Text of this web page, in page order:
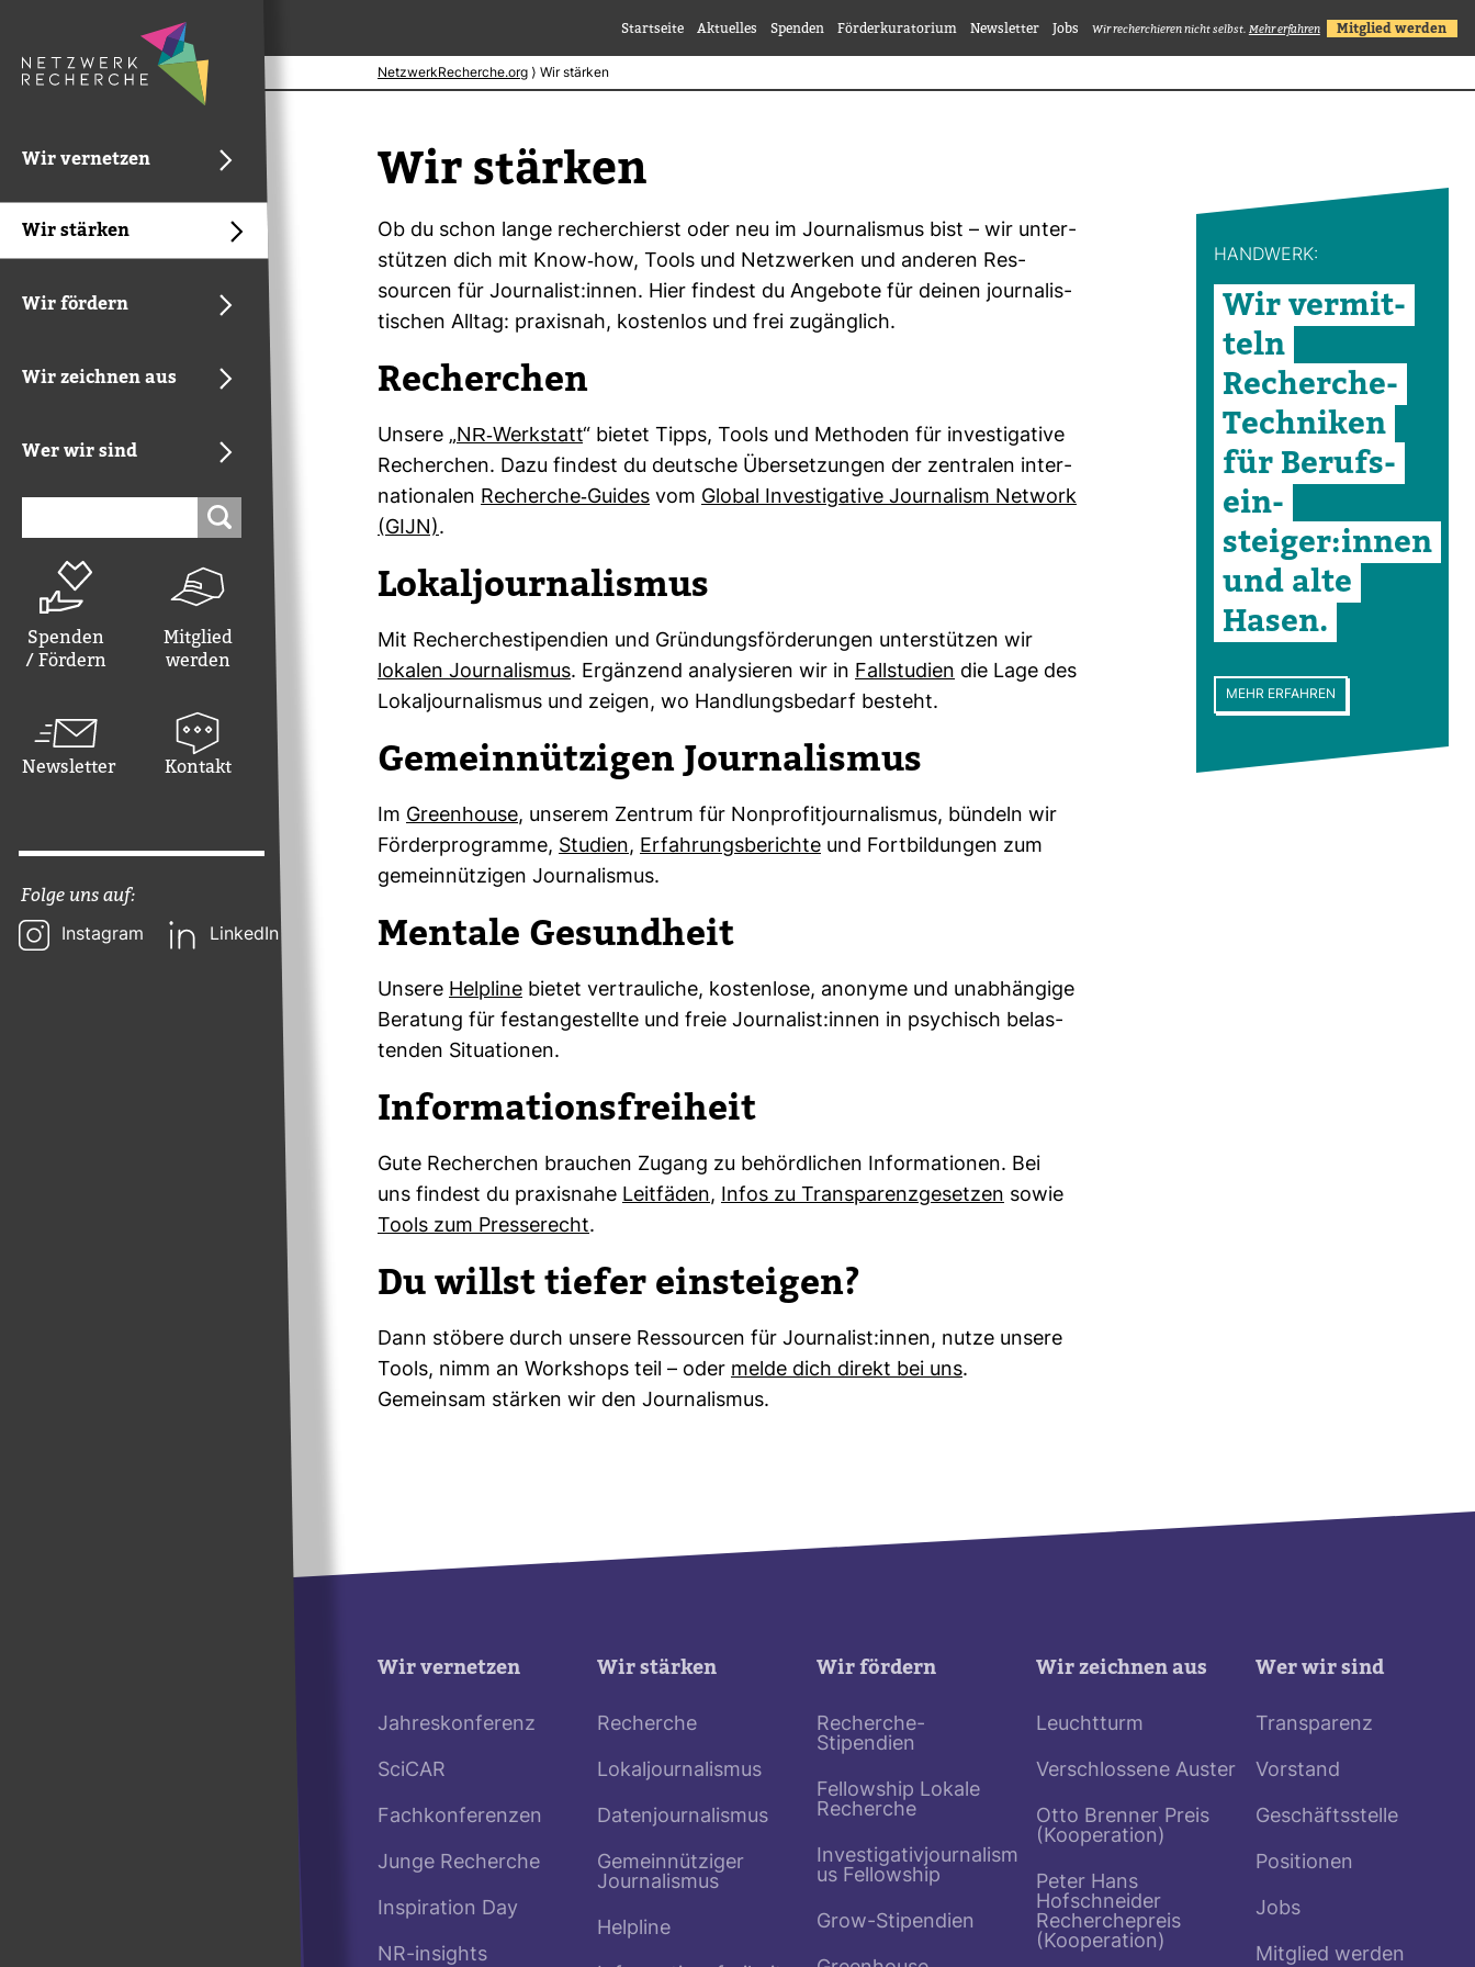
Wir vernetzen
Wir stärken
Wir fördern
Wir zeichnen aus
Wer wir sind
Spenden
/ Fördern
Mitglied
werden
Newsletter Kontakt
Folge uns auf:
Instagram LinkedIn
Startseite Aktuelles Spenden Förderkuratorium Newsletter Jobs Wir recherchieren nicht selbst. Mehr erfahren Mitglied werden
NetzwerkRecherche.org ⟩ Wir stärken
Wir stärken
Ob du schon lange recher­chierst oder neu im Jour­na­lismus bist – wir unter­
stützen dich mit Know-​how, Tools und Netz­werken und anderen Res­
sourcen für Jour­na­list:innen. Hier fin­dest du Ange­bote für deinen jour­na­lis­
ti­schen Alltag: pra­xisnah, kos­tenlos und frei zugäng­lich.
Recher­chen
Unsere „NR-​Werk­statt“ bietet Tipps, Tools und Methoden für inves­ti­ga­tive
Recher­chen. Dazu fin­dest du deut­sche Über­set­zungen der zen­tralen inter­
na­tio­nalen Recherche-​Guides vom Global Inves­ti­ga­tive Jour­na­lism Net­work
(GIJN).
Lokal­jour­na­lismus
Mit Recher­che­sti­pen­dien und Grün­dungs­för­de­rungen unter­stützen wir
lokalen Jour­na­lismus. Ergän­zend ana­ly­sieren wir in Fall­stu­dien die Lage des
Lokal­jour­na­lismus und zeigen, wo Hand­lungs­be­darf besteht.
Gemein­nüt­zigen Jour­na­lismus
Im Green­house, unserem Zen­trum für Non­pro­fit­jour­na­lismus, bün­deln wir
För­der­pro­gramme, Stu­dien, Erfah­rungs­be­richte und Fort­bil­dungen zum
gemein­nüt­zigen Jour­na­lismus.
Men­tale Gesund­heit
Unsere Hel­pline bietet ver­trau­liche, kos­ten­lose, anonyme und unab­hän­gige
Bera­tung für fest­an­ge­stellte und freie Jour­na­list:innen in psy­chisch belas­
tenden Situa­tionen.
Infor­ma­ti­ons­frei­heit
Gute Recher­chen brau­chen Zugang zu behörd­li­chen Infor­ma­tionen. Bei
uns fin­dest du pra­xis­nahe Leit­fäden, Infos zu Trans­pa­renz­ge­setzen sowie
Tools zum Pres­se­recht.
Du willst tiefer ein­steigen?
Dann stö­bere durch unsere Res­sourcen für Jour­na­list:innen, nutze unsere
Tools, nimm an Work­shops teil – oder melde dich direkt bei uns.
Gemeinsam stärken wir den Jour­na­lismus.
HAND­WERK:
Wir ver­mit­
teln
Recherche-​
Tech­niken
für Berufs­
ein­
steiger:innen
und alte
Hasen.
MEHR ERFAHREN
Wir vernetzen
Jahreskonferenz
SciCAR
Fachkonferenzen
Junge Recherche
Inspiration Day
NR-insights
Wir stärken
Recherche
Lokaljournalismus
Datenjournalismus
Gemeinnütziger
Journalismus
Helpline
Wir fördern
Recherche-
Stipendien
Fellowship Lokale
Recherche
Investigativjournalism
us Fellowship
Grow-Stipendien
Wir zeichnen aus
Leuchtturm
Verschlossene Auster
Otto Brenner Preis
(Kooperation)
Peter Hans
Hofschneider
Recherchepreis
(Kooperation)
Wer wir sind
Transparenz
Vorstand
Geschäftsstelle
Positionen
Jobs
Mitglied werden